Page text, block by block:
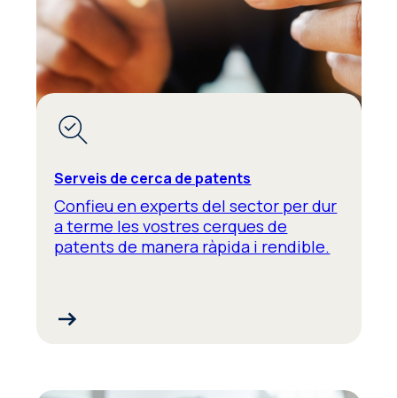
Serveis de cerca de patents
Confieu en experts del sector per dur
a terme les vostres cerques de
patents de manera ràpida i rendible.